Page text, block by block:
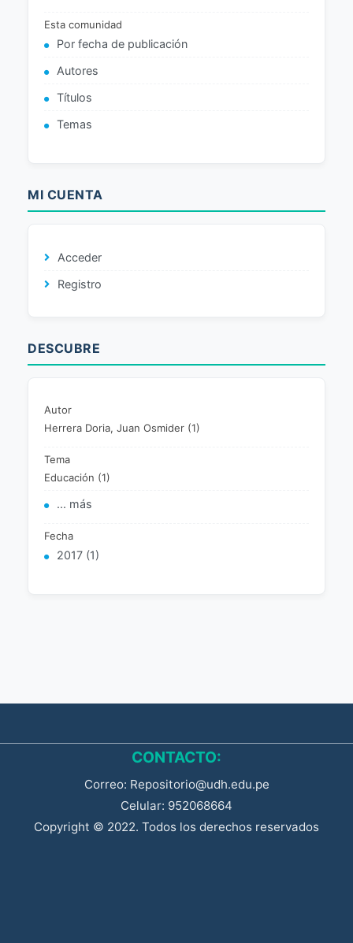
Esta comunidad
Por fecha de publicación
Autores
Títulos
Temas
MI CUENTA
Acceder
Registro
DESCUBRE
Autor
Herrera Doria, Juan Osmider (1)
Tema
Educación (1)
... más
Fecha
2017 (1)
CONTACTO:
Correo: Repositorio@udh.edu.pe
Celular: 952068664
Copyright © 2022. Todos los derechos reservados